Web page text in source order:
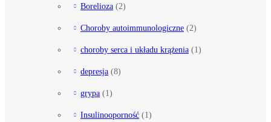
Borelioza (2)
Choroby autoimmunologiczne (2)
choroby serca i układu krążenia (1)
depresja (8)
grypa (1)
Insulinooporność (1)